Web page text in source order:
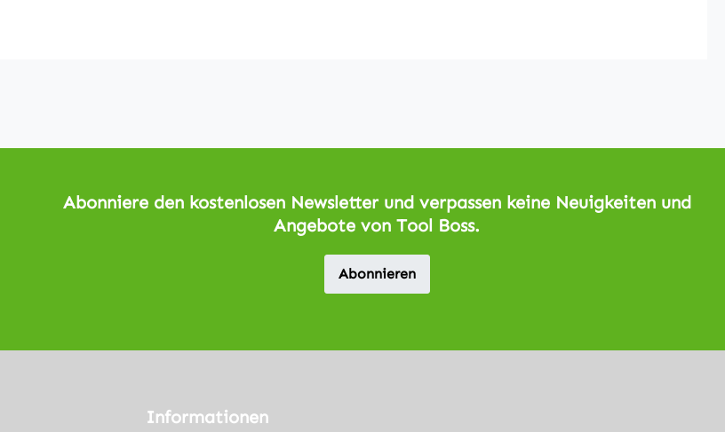
Abonniere den kostenlosen Newsletter und verpassen keine Neuigkeiten und
Angebote von Tool Boss.
Abonnieren
Informationen